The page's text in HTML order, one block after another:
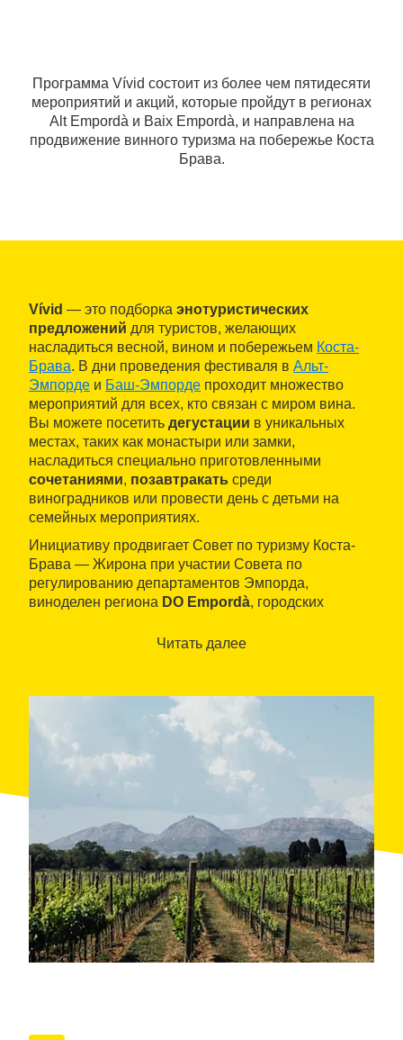
Программа Vívid состоит из более чем пятидесяти
мероприятий и акций, которые пройдут в регионах
Alt Empordà и Baix Empordà, и направлена на
продвижение винного туризма на побережье Коста
Брава.
Vívid — это подборка энотуристических
предложений для туристов, желающих
насладиться весной, вином и побережьем Коста-
Брава. В дни проведения фестиваля в Альт-
Эмпорде и Баш-Эмпорде проходит множество
мероприятий для всех, кто связан с миром вина.
Вы можете посетить дегустации в уникальных
местах, таких как монастыри или замки,
насладиться специально приготовленными
сочетаниями, позавтракать среди
виноградников или провести день с детьми на
семейных мероприятиях.
Инициативу продвигает Совет по туризму Коста-
Брава — Жирона при участии Совета по
регулированию департаментов Эмпорда,
виноделен региона DO Empordà, городских
Таким образом, любителям вина предлагается
Читать далее